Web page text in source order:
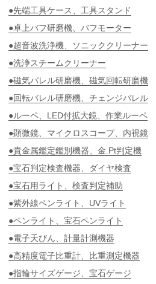
●先端工具ケース、工具スタンド
●卓上バフ研磨機、バフモーター
●超音波洗浄機、ソニッククリーナー
●洗浄スチームクリーナー
●磁気バレル研磨機、磁気回転研磨機
●回転バレル研磨機、チェンジバレル
●ルーペ、LED付拡大鏡、作業ルーペ
●顕微鏡、マイクロスコープ、内視鏡
●貴金属鑑定鑑別機器、金.Pt判定機
●宝石判定検査機器、ダイヤ検査
●宝石用ライト、検査判定補助
●紫外線ペンライト、UVライト
●ペンライト、宝石ペンライト
●電子天びん、計量計測機器
●高精度電子比重計、比重測定機器
●指輪サイズゲージ、宝石ゲージ